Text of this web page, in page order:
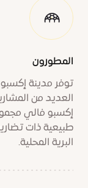
المطورون
توفر مدينة
العديد من
إكسبو فالي
طبيعية ذات
البرية المحلية.